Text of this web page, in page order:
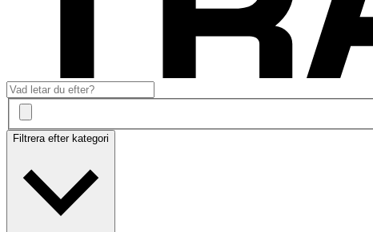
Filtrera efter kategori